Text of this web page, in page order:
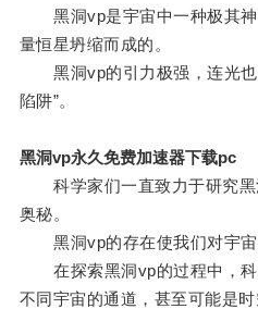
黑洞vp是宇宙中一种极其神
量恒星坍缩而成的。
黑洞vp的引力极强，连光也
陷阱”。
黑洞vp永久免费加速器下载pc
科学家们一直致力于研究黑
奥秘。
黑洞vp的存在使我们对宇宙
在探索黑洞vp的过程中，科
不同宇宙的通道，甚至可能是时